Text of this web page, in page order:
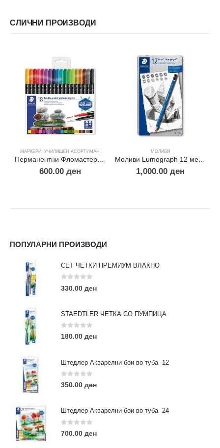
СЛИЧНИ ПРОИЗВОДИ
МАРКЕРИ , УЧИЛИШЕН АСОРТИМАН
Перманентни Фломастери -18
600.00 ден
МОЛИВИ
Моливи Lumograph 12 метална кутија
1,000.00 ден
ПОПУЛАРНИ ПРОИЗВОДИ
СЕТ ЧЕТКИ ПРЕМИУМ ВЛАКНО
0 out of 5
330.00 ден
STAEDTLER ЧЕТКА СО ПУМПИЦА
0 out of 5
180.00 ден
Штедлер Акварелни бои во туба -12
0out of 5
350.00 ден
Штедлер Акварелни бои во туба -24
0out of 5
700.00 ден